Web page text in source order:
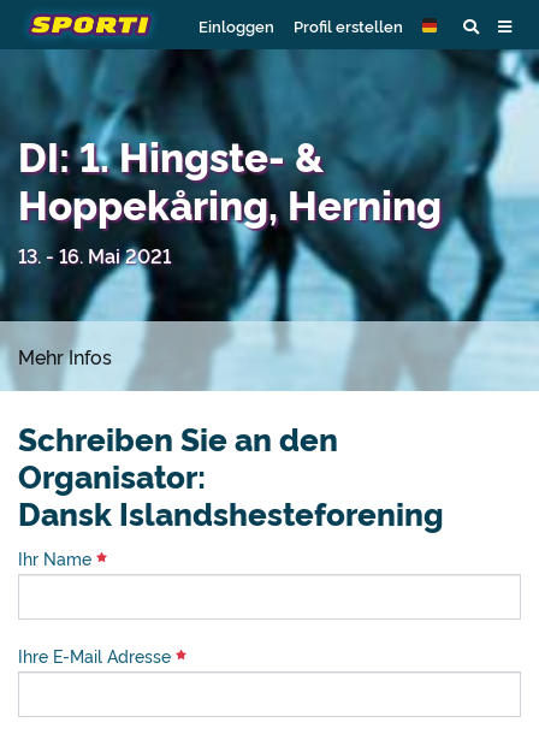
Einloggen Profil erstellen
DI: 1. Hingste- &
Hoppekåring, Herning
13. - 16. Mai 2021
Mehr Infos
Schreiben Sie an den
Organisator:
Dansk Islandshesteforening
Ihr Name
Ihre E-Mail Adresse